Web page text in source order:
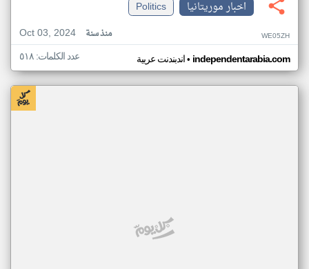
اخبار موريتانيا
Politics
Oct 03, 2024
منذ سنة WE05ZH
اندبندنت عربية• independentarabia.com عدد الكلمات: ٥١٨